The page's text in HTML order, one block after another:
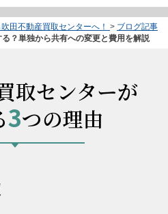
田不動産買取センターへ！ > ブログ記事
？単独から共有への変更と費用を解説
取センターが
3つの理由